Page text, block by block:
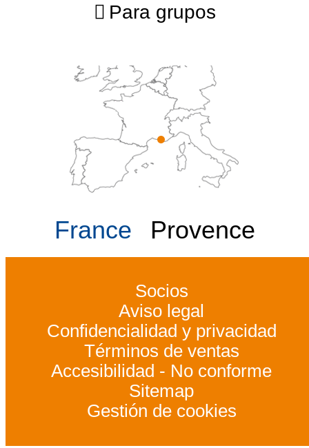
Para grupos
France Provence
Socios
Aviso legal
Confidencialidad y privacidad
Términos de ventas
Accesibilidad - No conforme
Sitemap
Gestión de cookies